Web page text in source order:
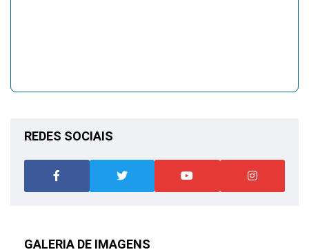
REDES SOCIAIS
GALERIA DE IMAGENS